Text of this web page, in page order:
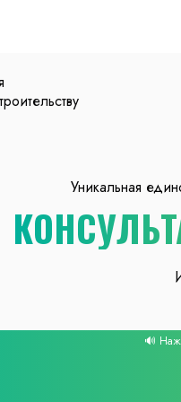
Уникальная
🔊